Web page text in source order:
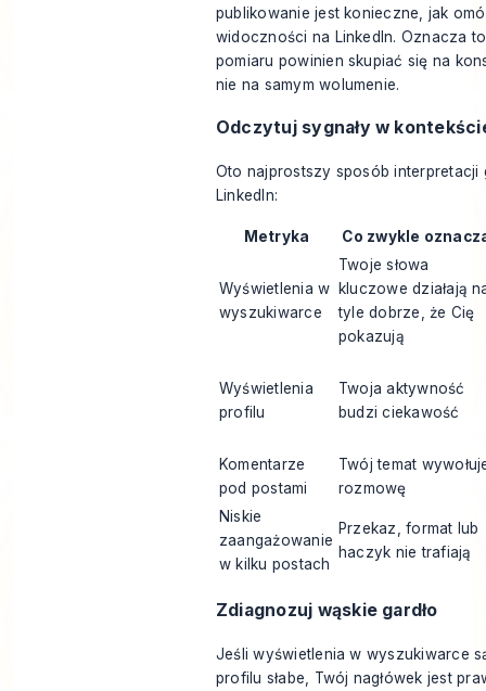
publikowanie jest konieczne, jak
widoczności na LinkedIn. Oznacza
pomiaru powinien skupiać się na
nie na samym wolumenie.
Odczytuj sygnały w
Oto najprostszy sposób interpretacji
LinkedIn:
Metryka Co zwykle
Wyświetlenia w
wyszukiwarce
Twoje słowa
kluczowe działają
tyle dobrze, że Cię
pokazują
Wyświetlenia
profilu
Twoja aktywność
budzi ciekawość
Komentarze
pod postami
Twój temat
rozmowę
Niskie
zaangażowanie
w kilku postach
Przekaz, format lub
haczyk nie trafiają
Zdiagnozuj wąskie gardło
Jeśli wyświetlenia w wyszukiwarce
profilu słabe, Twój nagłówek jest